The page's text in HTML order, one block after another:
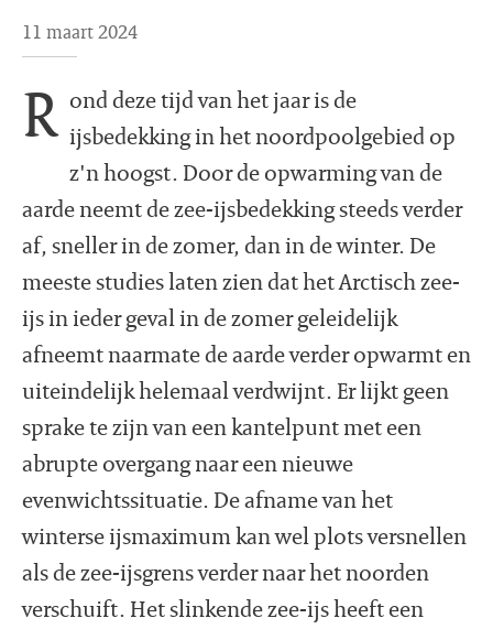
11 maart 2024
R ond deze tijd van het jaar is de
ijsbedekking in het noordpoolgebied op
z'n hoogst. Door de opwarming van de
aarde neemt de zee-ijsbedekking steeds verder
af, sneller in de zomer, dan in de winter. De
meeste studies laten zien dat het Arctisch zee-
ijs in ieder geval in de zomer geleidelijk
afneemt naarmate de aarde verder opwarmt en
uiteindelijk helemaal verdwijnt. Er lijkt geen
sprake te zijn van een kantelpunt met een
abrupte overgang naar een nieuwe
evenwichtssituatie. De afname van het
winterse ijsmaximum kan wel plots versnellen
als de zee-ijsgrens verder naar het noorden
verschuift. Het slinkende zee-ijs heeft een